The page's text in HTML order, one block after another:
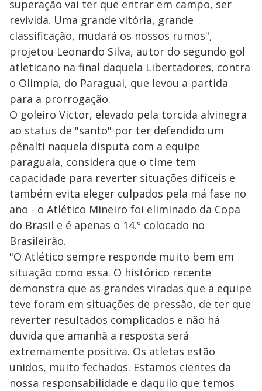
superação vai ter que entrar em campo, ser
revivida. Uma grande vitória, grande
classificação, mudará os nossos rumos",
projetou Leonardo Silva, autor do segundo gol
atleticano na final daquela Libertadores, contra
o Olimpia, do Paraguai, que levou a partida
para a prorrogação.
O goleiro Victor, elevado pela torcida alvinegra
ao status de "santo" por ter defendido um
pênalti naquela disputa com a equipe
paraguaia, considera que o time tem
capacidade para reverter situações difíceis e
também evita eleger culpados pela má fase no
ano - o Atlético Mineiro foi eliminado da Copa
do Brasil e é apenas o 14.º colocado no
Brasileirão.
"O Atlético sempre responde muito bem em
situação como essa. O histórico recente
demonstra que as grandes viradas que a equipe
teve foram em situações de pressão, de ter que
reverter resultados complicados e não há
duvida que amanhã a resposta será
extremamente positiva. Os atletas estão
unidos, muito fechados. Estamos cientes da
nossa responsabilidade e daquilo que temos